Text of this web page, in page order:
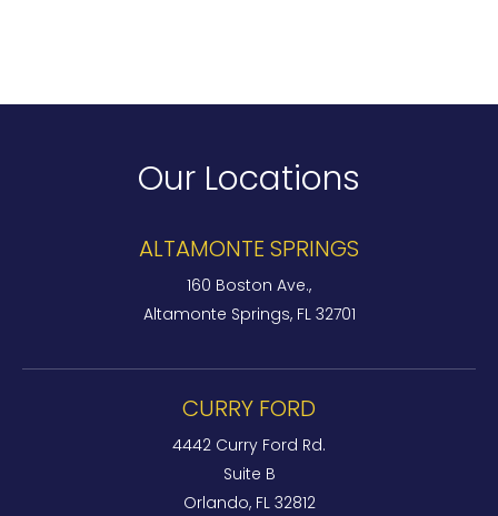
Our Locations
ALTAMONTE SPRINGS
160 Boston Ave.,
Altamonte Springs, FL 32701
CURRY FORD
4442 Curry Ford Rd.
Suite B
Orlando, FL 32812